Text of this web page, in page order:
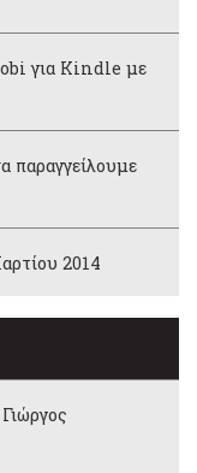
για Kindle με
2014